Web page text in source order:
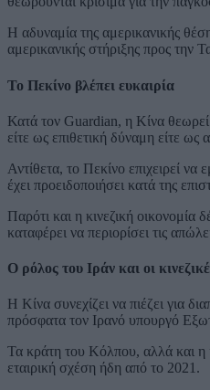
Η αδυναμία της αμερικανικής
αμερικανικής στήριξης προς την
Το Πεκίνο βλέπει ευκαιρία
Κατά τον Guardian, η Κίνα θεωρεί
είτε ως επιθετική δύναμη είτε ως
Αντίθετα, το Πεκίνο επιχειρεί να
έχει προειδοποιήσει κατά της
Παρότι και η κινεζική οικονομία
καταφέρει να περιορίσει τις
Ο ρόλος του Ιράν και οι
Η Κίνα συνεχίζει να πιέζει για
πρόσφατα τον Ιρανό υπουργό
Τα κράτη του Κόλπου, αλλά και η
εταιρική σχέση ήδη από το 2021.